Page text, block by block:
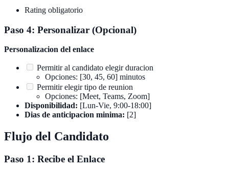
Rating obligatorio
Paso 4: Personalizar (Opcional)
Personalizacion del enlace
Permitir al candidato elegir duracion
Opciones: [30, 45, 60] minutos
Permitir elegir tipo de reunion
Opciones: [Meet, Teams, Zoom]
Disponibilidad: [Lun-Vie, 9:00-18:00]
Dias de anticipacion minima: [2]
Flujo del Candidato
Paso 1: Recibe el Enlace